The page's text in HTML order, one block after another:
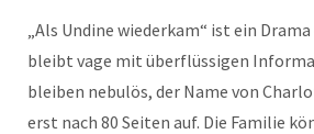
„Als Undine wiederkam“ ist ein
bleibt vage mit überflüssigen
bleiben nebulös, der Name von
erst nach 80 Seiten auf. Die Familie